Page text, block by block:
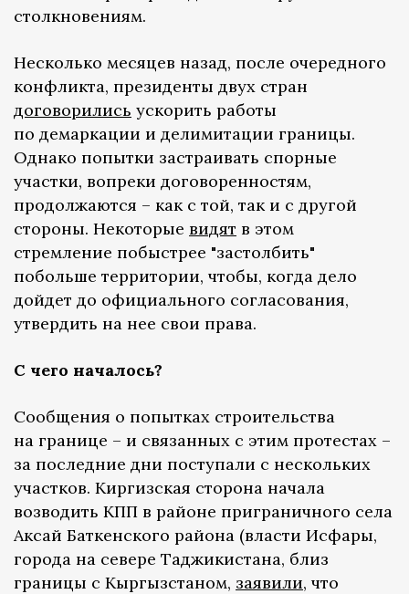
столкновениям.
Несколько месяцев назад, после очередного
конфликта, президенты двух стран
договорились ускорить работы
по демаркации и делимитации границы.
Однако попытки застраивать спорные
участки, вопреки договоренностям,
продолжаются – как с той, так и с другой
стороны. Некоторые видят в этом
стремление побыстрее "застолбить"
побольше территории, чтобы, когда дело
дойдет до официального согласования,
утвердить на нее свои права.
С чего началось?
Сообщения о попытках строительства
на границе – и связанных с этим протестах –
за последние дни поступали с нескольких
участков. Киргизская сторона начала
возводить КПП в районе приграничного села
Аксай Баткенского района (власти Исфары,
города на севере Таджикистана, близ
границы с Кыргызстаном, заявили, что